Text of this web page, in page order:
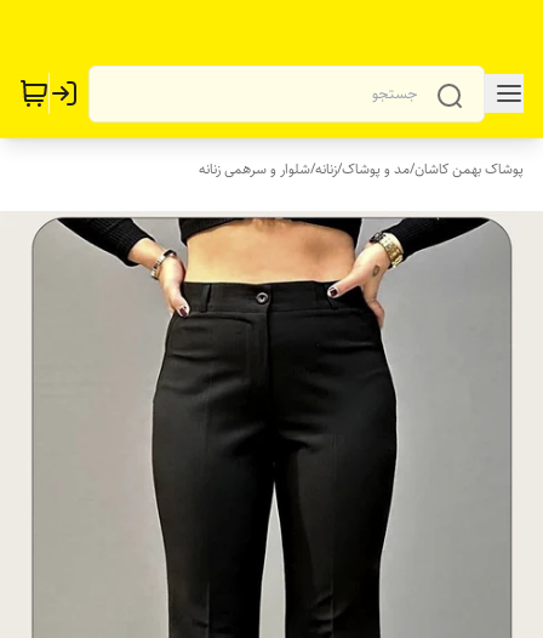
پوشاک بهمن کاشان/مد و پوشاک/زنانه/شلوار و سرهمی زنانه